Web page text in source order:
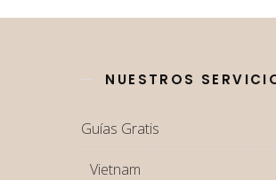
NUESTROS
Guías Gratis
Vietnam